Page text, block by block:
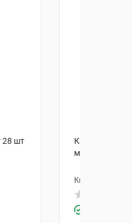
28 шт
Карведилол-
мг 30 шт
Київський